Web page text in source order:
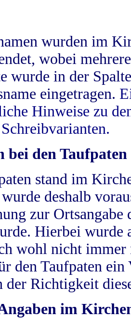
wurden im
wobei
wurde in der
eingetragen.
Hinweise zu
bei den Taufpaten
stand im
deshalb
zur
Hierbei wurde
wohl nicht
den Taufpaten
der Richtigkeit
im